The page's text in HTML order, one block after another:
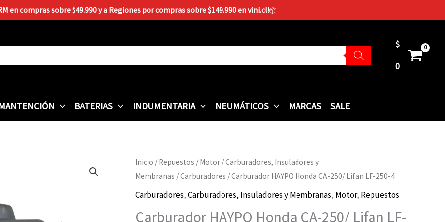
en compras sobre $49.990 y a Regiones por compras sobre $149.990 en vini.cl!📦
$
0
MANTENCIÓN BATERIAS INDUMENTARIA NEUMÁTICOS MARCAS SALE
Inicio / Repuestos / Motor /Carburadores, Insuladores y
Membranas /Carburadores / Carburador HAYPO Honda CA-250/ Lifan LF-250-4
Carburadores,Carburadores, Insuladores y Membranas, Motor, Repuestos
Carburador HAYPO Honda CA-250/ Lifan LF-
Carburador
HAYPO
Honda